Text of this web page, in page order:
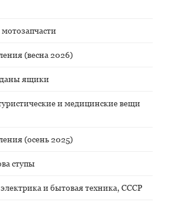
(весна 2026)
ящики
и медицинские вещи
(осень 2025)
ступы
и бытовая техника, СССР